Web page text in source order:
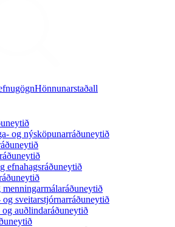
Hönnunarstaðall
og nýsköpunarráðuneytið
efnahagsráðuneytið
og sveitarstjórnarráðuneytið
auðlindaráðuneytið